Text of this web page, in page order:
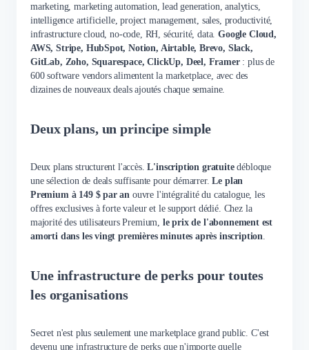
marketing, marketing automation, lead generation, analytics,
intelligence artificielle, project management, sales, productivité,
infrastructure cloud, no-code, RH, sécurité, data.Google Cloud,
AWS, Stripe, HubSpot, Notion, Airtable, Brevo, Slack,
GitLab, Zoho, Squarespace, ClickUp, Deel, Framer: plus de
600 software vendors alimentent la marketplace, avec des
dizaines de nouveaux deals ajoutés chaque semaine.
Deux plans, un principe simple
Deux plans structurent l'accès.L'inscription gratuitedébloque
une sélection de deals suffisante pour démarrer.Le plan
Premium à 149 $ par an ouvre l'intégralité du catalogue, les
offres exclusives à forte valeur et le support dédié. Chez la
majorité des utilisateurs Premium, le prix de l'abonnement est
amorti dans les vingt premières minutes après inscription
Une infrastructure de perks pour toutes
les organisations
Secret n'est plus seulement une marketplace grand public. C'est
devenu une infrastructure de perks que n'importe quelle